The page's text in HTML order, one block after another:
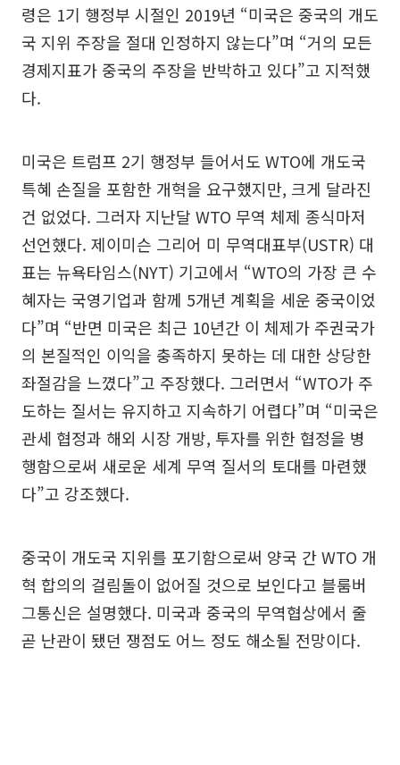
령은 1기 행정부 시절인 2019년 “미국은 중국의 개도
국 지위 주장을 절대 인정하지 않는다”며 “거의 모든
경제지표가 중국의 주장을 반박하고 있다”고 지적했
다.
미국은 트럼프 2기 행정부 들어서도 WTO에 개도국
특혜 손질을 포함한 개혁을 요구했지만, 크게 달라진
건 없었다. 그러자 지난달 WTO 무역 체제 종식마저
선언했다. 제이미슨 그리어 미 무역대표부(USTR) 대
표는 뉴욕타임스(NYT) 기고에서 “WTO의 가장 큰 수
혜자는 국영기업과 함께 5개년 계획을 세운 중국이었
다”며 “반면 미국은 최근 10년간 이 체제가 주권국가
의 본질적인 이익을 충족하지 못하는 데 대한 상당한
좌절감을 느꼈다”고 주장했다. 그러면서 “WTO가 주
도하는 질서는 유지하고 지속하기 어렵다”며 “미국은
관세 협정과 해외 시장 개방, 투자를 위한 협정을 병
행함으로써 새로운 세계 무역 질서의 토대를 마련했
다”고 강조했다.
중국이 개도국 지위를 포기함으로써 양국 간 WTO 개
혁 합의의 걸림돌이 없어질 것으로 보인다고 블룸버
그통신은 설명했다. 미국과 중국의 무역협상에서 줄
곧 난관이 됐던 쟁점도 어느 정도 해소될 전망이다.